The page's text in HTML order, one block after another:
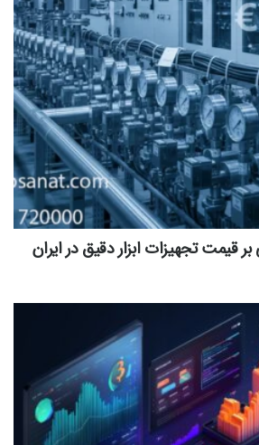
بر قیمت تجهیزات ابزار دقیق در ایران